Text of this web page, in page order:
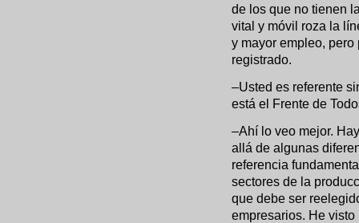
de los que no tienen
vital y móvil roza la
y mayor empleo,
registrado.
–Usted es referente
está el Frente de
–Ahí lo veo mejor.
allá de algunas
referencia
sectores de la
que debe ser
empresarios. He